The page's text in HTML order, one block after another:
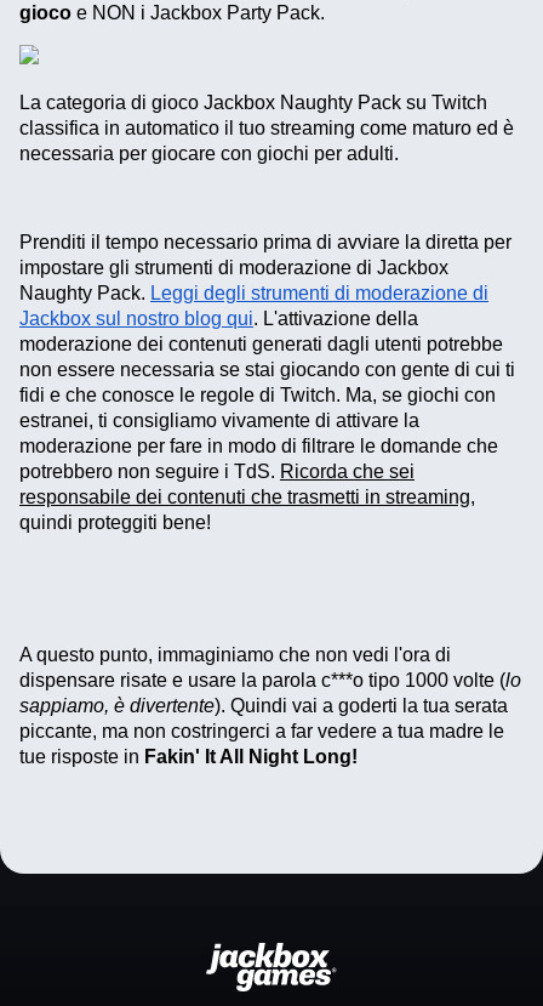
gioco e NON i Jackbox Party Pack.
La categoria di gioco Jackbox Naughty Pack su Twitch
classifica in automatico il tuo streaming come maturo ed è
necessaria per giocare con giochi per adulti.
Prenditi il tempo necessario prima di avviare la diretta per
impostare gli strumenti di moderazione di Jackbox
Naughty Pack. Leggi degli strumenti di moderazione di
Jackbox sul nostro blog qui. L'attivazione della
moderazione dei contenuti generati dagli utenti potrebbe
non essere necessaria se stai giocando con gente di cui ti
fidi e che conosce le regole di Twitch. Ma, se giochi con
estranei, ti consigliamo vivamente di attivare la
moderazione per fare in modo di filtrare le domande che
potrebbero non seguire i TdS. Ricorda che sei
responsabile dei contenuti che trasmetti in streaming,
quindi proteggiti bene!
A questo punto, immaginiamo che non vedi l'ora di
dispensare risate e usare la parola c***o tipo 1000 volte (lo
sappiamo, è divertente). Quindi vai a goderti la tua serata
piccante, ma non costringerci a far vedere a tua madre le
tue risposte in Fakin' It All Night Long!